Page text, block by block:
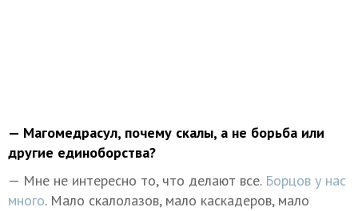
— Магомедрасул, почему скалы, а не борьба или
другие единоборства?
— Мне не интересно то, что делают все. Борцов у нас
много. Мало скалолазов, мало каскадеров, мало